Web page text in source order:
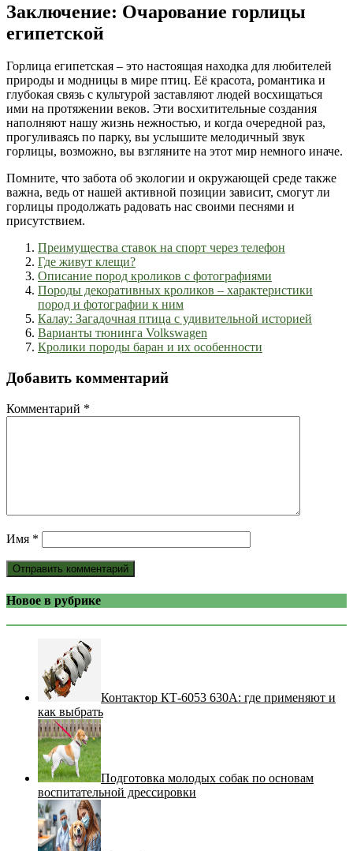
Заключение: Очарование горлицы
египетской
Горлица египетская – это настоящая находка для любителей
природы и модницы в мире птиц. Её красота, романтика и
глубокая связь с культурой заставляют людей восхищаться
ими на протяжении веков. Эти восхитительные создания
наполняют нашу жизнь нежностью, и когда очередной раз,
прогуливаясь по парку, вы услышите мелодичный звук
горлицы, возможно, вы взгляните на этот мир немного иначе.
Помните, что забота об экологии и окружающей среде также
важна, ведь от нашей активной позиции зависит, смогут ли
горлицы продолжать радовать нас своими песнями и
присутствием.
Преимущества ставок на спорт через телефон
Где живут клещи?
Описание пород кроликов с фотографиями
Породы декоративных кроликов – характеристики
пород и фотографии к ним
Калау: Загадочная птица с удивительной историей
Варианты тюнинга Volkswagen
Кролики породы баран и их особенности
Добавить комментарий
Комментарий *
Имя *
Новое в рубрике
Контактор КТ-6053 630А: где применяют и
как выбрать
Подготовка молодых собак по основам
воспитательной дрессировки